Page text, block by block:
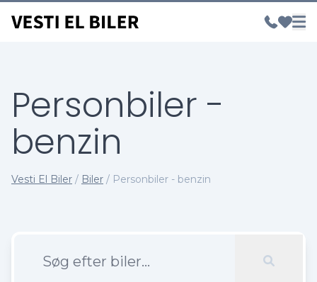
Personbiler -
benzin
Vesti El Biler / Biler / Personbiler - benzin